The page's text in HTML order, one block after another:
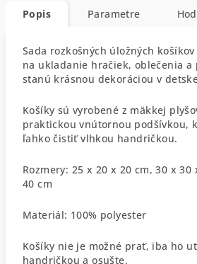
Popis Parametre
Sada rozkošných úložných
na ukladanie hračiek, oblečenia a
stanú krásnou dekoráciou v
Košíky sú vyrobené z mäkkej
praktickou vnútornou podšívkou,
ľahko čistiť vlhkou handričkou.
Rozmery: 25 x 20 x 20 cm, 30 x 30
40 cm
Materiál: 100% polyester
Košíky nie je možné prať, iba ho
handričkou a osušte.